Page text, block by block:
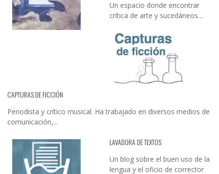
Un espacio donde encontrar
crítica de arte y sucedáneos…
CAPTURAS DE FICCIÓN
Periodista y crítico musical. Ha trabajado en diversos medios de
comunicación,...
LAVADORA DE TEXTOS
Un blog sobre el buen uso de la
lengua y el oficio de corrector